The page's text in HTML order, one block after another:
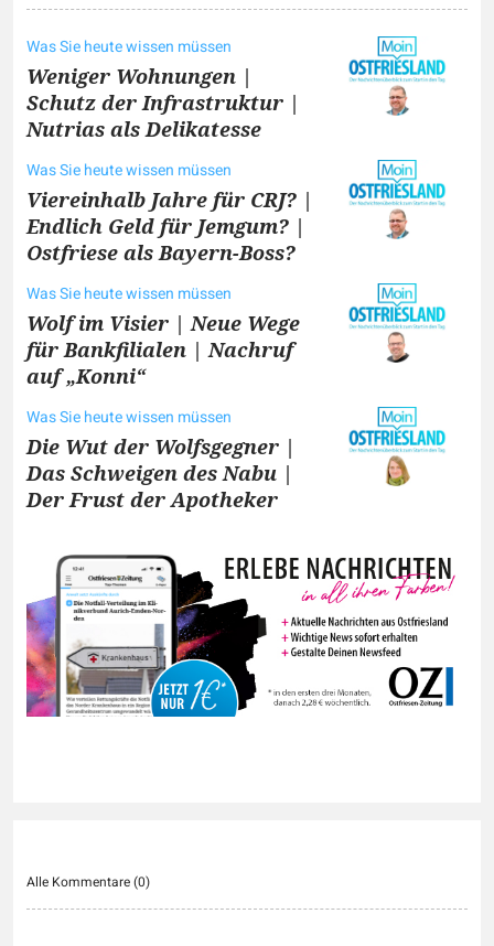
Was Sie heute wissen müssen
Weniger Wohnungen |
Schutz der Infrastruktur |
Nutrias als Delikatesse
Was Sie heute wissen müssen
Viereinhalb Jahre für CRJ? |
Endlich Geld für Jemgum? |
Ostfriese als Bayern-Boss?
Was Sie heute wissen müssen
Wolf im Visier | Neue Wege
für Bankfilialen | Nachruf
auf „Konni“
Was Sie heute wissen müssen
Die Wut der Wolfsgegner |
Das Schweigen des Nabu |
Der Frust der Apotheker
Alle Kommentare (0)